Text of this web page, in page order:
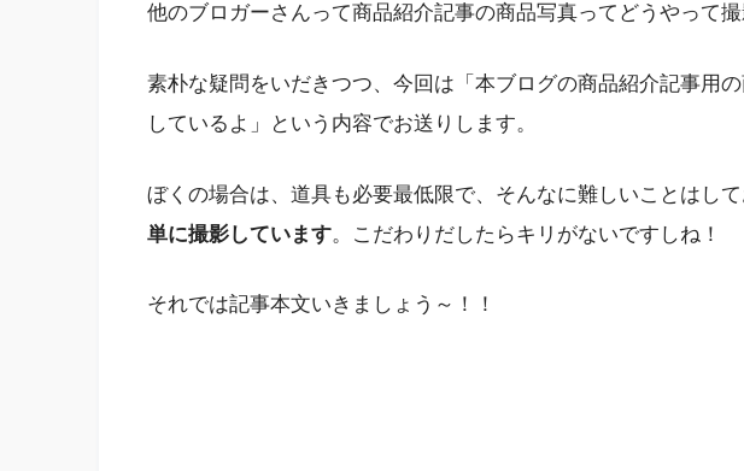
他のブロガーさんって商品紹介記事の商品写真ってどうやって
素朴な疑問をいだきつつ、今回は「本ブログの商品紹介記事用
しているよ」という内容でお送りします。
ぼくの場合は、道具も必要最低限で、そんなに難しいことはして
単に撮影しています。こだわりだしたらキリがないですしね！
それでは記事本文いきましょう～！！